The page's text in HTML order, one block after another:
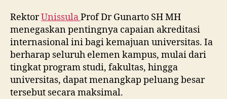
RektorUnissulaProf Dr Gunarto SH MH
menegaskan pentingnya capaian akreditasi
internasional ini bagi kemajuan universitas. Ia
berharap seluruh elemen kampus, mulai dari
tingkat program studi, fakultas, hingga
universitas, dapat menangkap peluang besar
tersebut secara maksimal.